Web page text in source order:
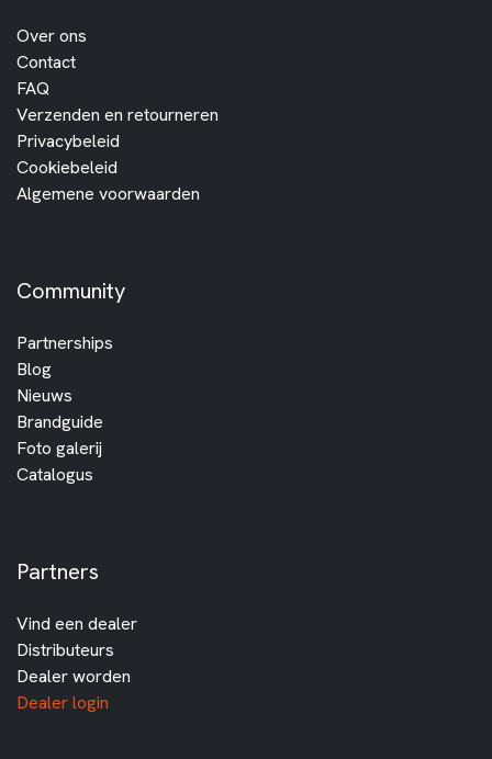
Over ons
Contact
FAQ
Verzenden en retourneren
Privacybeleid
Cookiebeleid
Algemene voorwaarden
Community
Partnerships
Blog
Nieuws
Brandguide
Foto galerij
Catalogus
Partners
Vind een dealer
Distributeurs
Dealer worden
Dealer login